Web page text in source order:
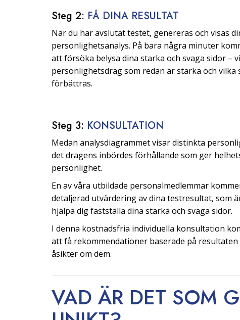
Steg 2: FÅ DINA RESULTAT
När du har avslutat testet, genereras och visas
personlighetsanalys. På bara några minuter
att försöka belysa dina starka och svaga sidor –
personlighetsdrag som redan är starka och vilka
förbättras.
Steg 3: KONSULTATION
Medan analysdiagrammet visar distinkta
det dragens inbördes förhållande som ger
personlighet.
En av våra utbildade personalmedlemmar
detaljerad utvärdering av dina testresultat, som
hjälpa dig fastställa dina starka och svaga sidor.
I denna kostnadsfria individuella konsultation
att få rekommendationer baserade på resultaten
åsikter om dem.
VAD ÄR DET SOM